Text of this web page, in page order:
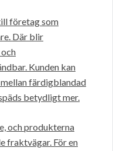
företag som
Där blir
Kunden kan
färdigblandad
betydligt mer.
och produkterna
fraktvägar. För en